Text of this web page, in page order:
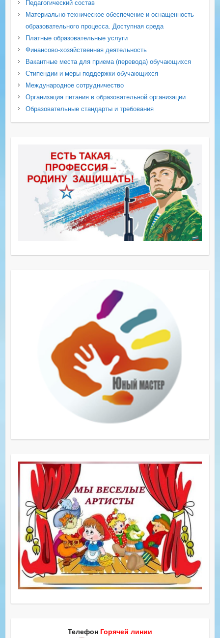
Педагогический состав
Материально-техническое обеспечение и оснащенность
образовательного процесса. Доступная среда
Платные образовательные услуги
Финансово-хозяйственная деятельность
Вакантные места для приема (перевода) обучающихся
Стипендии и меры поддержки обучающихся
Международное сотрудничество
Организация питания в образовательной организации
Образовательные стандарты и требования
Телефон Горячей линии